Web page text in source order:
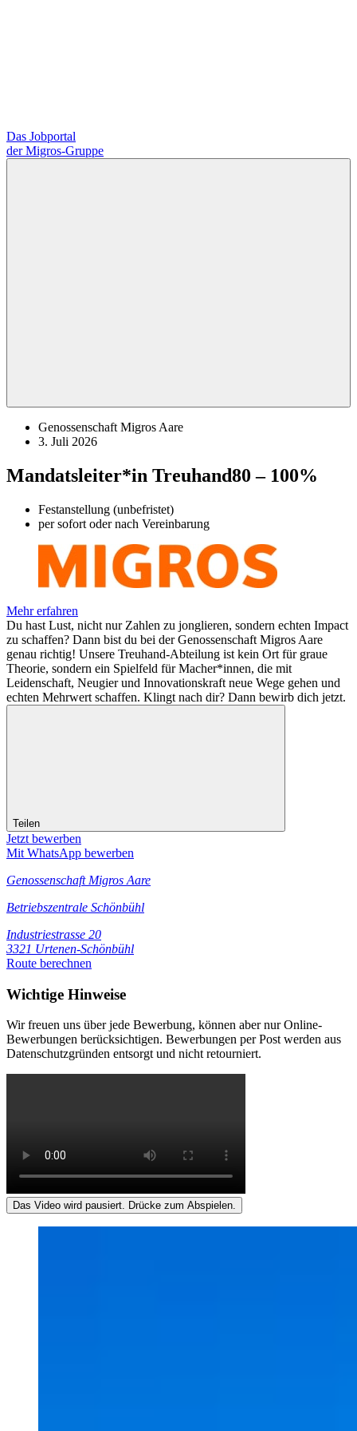
Das Jobportal
der Migros-Gruppe
Genossenschaft Migros Aare
3. Juli 2026
Mandatsleiter*in Treuhand80 – 100%
Festanstellung (unbefristet)
per sofort oder nach Vereinbarung
Mehr erfahren
Du hast Lust, nicht nur Zahlen zu jonglieren, sondern echten Impact
zu schaffen? Dann bist du bei der Genossenschaft Migros Aare
genau richtig! Unsere Treuhand-Abteilung ist kein Ort für graue
Theorie, sondern ein Spielfeld für Macher*innen, die mit
Leidenschaft, Neugier und Innovationskraft neue Wege gehen und
echten Mehrwert schaffen. Klingt nach dir? Dann bewirb dich jetzt.
Teilen
Jetzt bewerben
Mit WhatsApp bewerben
Genossenschaft Migros Aare
Betriebszentrale Schönbühl
Industriestrasse 20
3321 Urtenen-Schönbühl
Route berechnen
Wichtige Hinweise
Wir freuen uns über jede Bewerbung, können aber nur Online-
Bewerbungen berücksichtigen. Bewerbungen per Post werden aus
Datenschutzgründen entsorgt und nicht retourniert.
Das Video wird pausiert. Drücke zum Abspielen.